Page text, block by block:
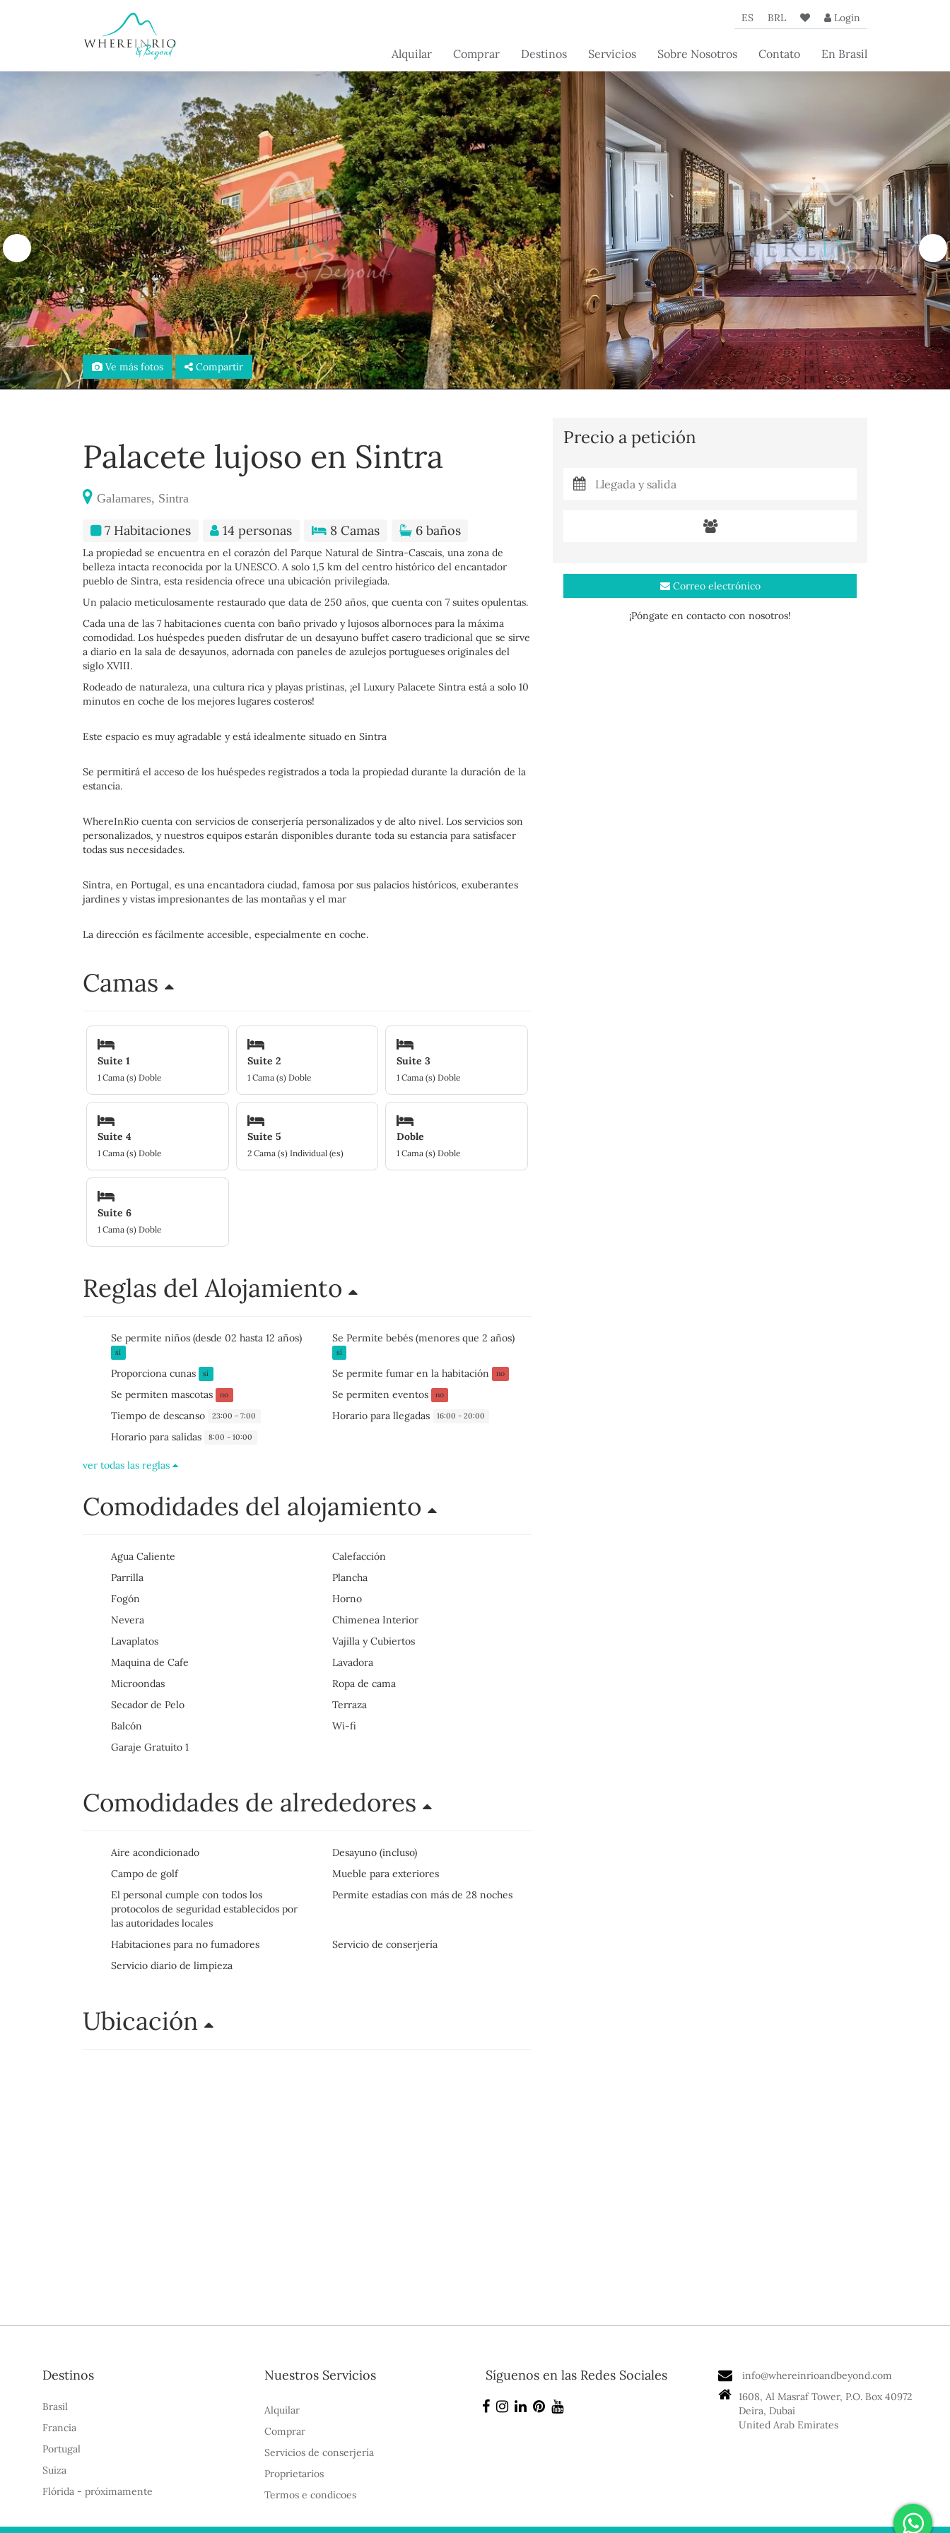
ES BRL Login
Alquilar Comprar
Brasil
Suiza
Portugal -
Próximamente
France -
próximamente
Flórida -
próximamente
Destinos
Brasil
França
Portugal
Servicios
Servicios de
conserjería
Servicios a los
propietarios
Sobre Nosotros
La Agencia
Nuestros Socios
Artículos Beyond
Contato En Brasil
Ve más fotos Compartir
Palacete lujoso en Sintra
Galamares, Sintra
7 Habitaciones 14 personas 8 Camas 6 baños
La propiedad se encuentra en el corazón del Parque Natural de Sintra-Cascais, una zona de
belleza intacta reconocida por la UNESCO. A solo 1,5 km del centro histórico del encantador
pueblo de Sintra, esta residencia ofrece una ubicación privilegiada.
Un palacio meticulosamente restaurado que data de 250 años, que cuenta con 7 suites opulentas.
Cada una de las 7 habitaciones cuenta con baño privado y lujosos albornoces para la máxima
comodidad. Los huéspedes pueden disfrutar de un desayuno buffet casero tradicional que se sirve
a diario en la sala de desayunos, adornada con paneles de azulejos portugueses originales del
siglo XVIII.
Rodeado de naturaleza, una cultura rica y playas prístinas, ¡el Luxury Palacete Sintra está a solo 10
minutos en coche de los mejores lugares costeros!
Este espacio es muy agradable y está idealmente situado en Sintra
Se permitirá el acceso de los huéspedes registrados a toda la propiedad durante la duración de la
estancia.
WhereInRio cuenta con servicios de conserjería personalizados y de alto nivel. Los servicios son
personalizados, y nuestros equipos estarán disponibles durante toda su estancia para satisfacer
todas sus necesidades.
Sintra, en Portugal, es una encantadora ciudad, famosa por sus palacios históricos, exuberantes
jardines y vistas impresionantes de las montañas y el mar
La dirección es fácilmente accesible, especialmente en coche.
Camas
Suite 1
1 Cama (s) Doble
Suite 2
1 Cama (s) Doble
Suite 3
1 Cama (s) Doble
Suite 4
1 Cama (s) Doble
Suite 5
2 Cama (s) Individual (es)
Doble
1 Cama (s) Doble
Suite 6
1 Cama (s) Doble
Reglas del Alojamiento
Se permite niños (desde 02 hasta 12 años)
sí
Se Permite bebés (menores que 2 años)
sí
Proporciona cunas sí Se permite fumar en la habitación no
Se permiten mascotas no Se permiten eventos no
Tiempo de descanso 23:00 - 7:00 Horario para llegadas 16:00 - 20:00
Horario para salidas 8:00 - 10:00
ver todas las reglas
Comodidades del alojamiento
Agua Caliente
Calefacción
Parrilla
Plancha
Fogón
Horno
Nevera
Chimenea Interior
Lavaplatos
Vajilla y Cubiertos
Maquina de Cafe
Lavadora
Microondas
Ropa de cama
Secador de Pelo
Terraza
Balcón
Wi-fi
Garaje Gratuito 1
Comodidades de alrededores
Aire acondicionado
Desayuno (incluso)
Campo de golf
Mueble para exteriores
El personal cumple con todos los
protocolos de seguridad establecidos por
las autoridades locales
Permite estadías con más de 28 noches
Habitaciones para no fumadores
Servicio de conserjería
Servicio diario de limpieza
Ubicación
Precio a petición
Correo electrónico
¡Póngate en contacto con nosotros!
Destinos
Brasil
Francia
Portugal
Suiza
Flórida - próximamente
Nuestros Servicios
Alquilar
Comprar
Servicios de conserjería
Proprietarios
Termos e condicoes
Síguenos en las Redes Sociales
info@whereinrioandbeyond.com
1608, Al Masraf Tower, P.O. Box 40972
Deira, Dubai
United Arab Emirates